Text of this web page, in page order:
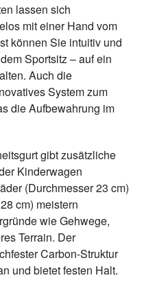
lassen sich
mit einer Hand vom
können Sie intuitiv und
Sportsitz – auf ein
Auch die
System zum
die Aufbewahrung im
gibt zusätzliche
Kinderwagen
(Durchmesser 23 cm)
cm) meistern
wie Gehwege,
Terrain. Der
Carbon-Struktur
und bietet festen Halt.